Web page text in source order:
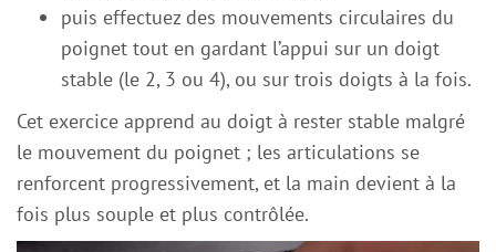
puis effectuez des mouvements circulaires du
poignet tout en gardant l’appui sur un doigt
stable (le 2, 3 ou 4), ou sur trois doigts à la fois.
Cet exercice apprend au doigt à rester stable malgré
le mouvement du poignet ; les articulations se
renforcent progressivement, et la main devient à la
fois plus souple et plus contrôlée.